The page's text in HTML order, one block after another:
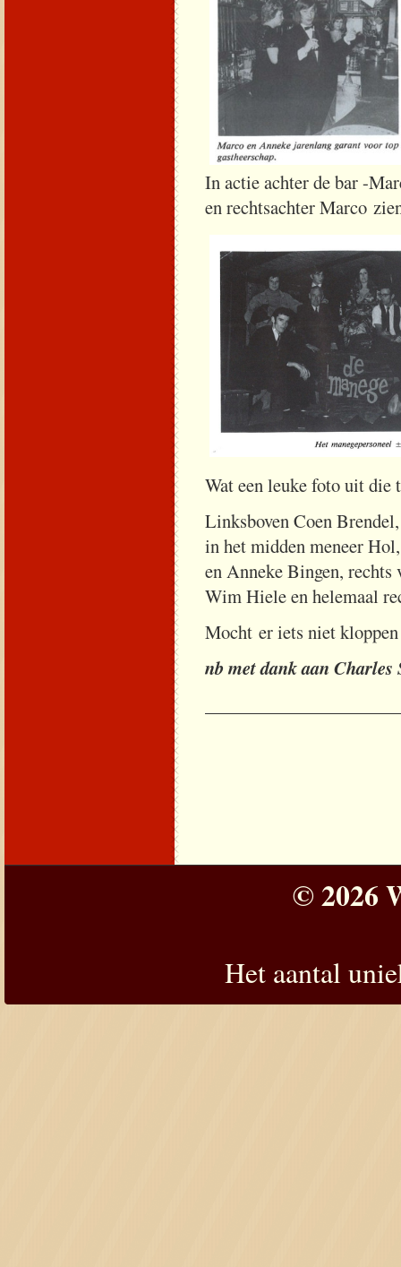
In actie achter de bar -
en rechtsachter Marco
Wat een leuke foto uit die
Linksboven Coen
in het midden meneer
en Anneke Bingen,
Wim Hiele en helemaal
Mocht er iets niet
nb met dank aan Charles
© 2026
Het aantal